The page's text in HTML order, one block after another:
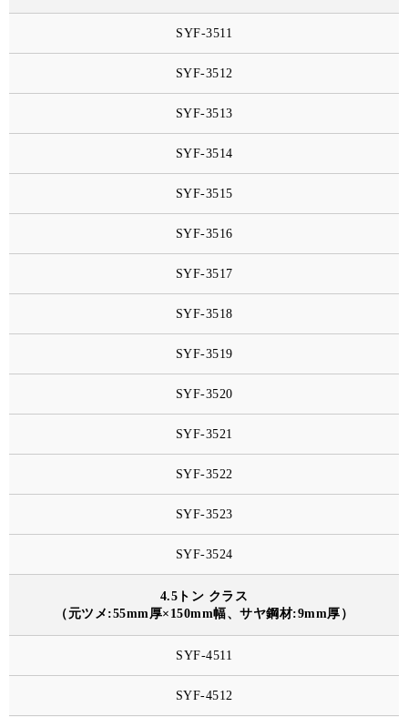
SYF-3511
SYF-3512
SYF-3513
SYF-3514
SYF-3515
SYF-3516
SYF-3517
SYF-3518
SYF-3519
SYF-3520
SYF-3521
SYF-3522
SYF-3523
SYF-3524
4.5トン クラス
（元ツメ:55mm厚×150mm幅、サヤ鋼材:9mm厚）
SYF-4511
SYF-4512